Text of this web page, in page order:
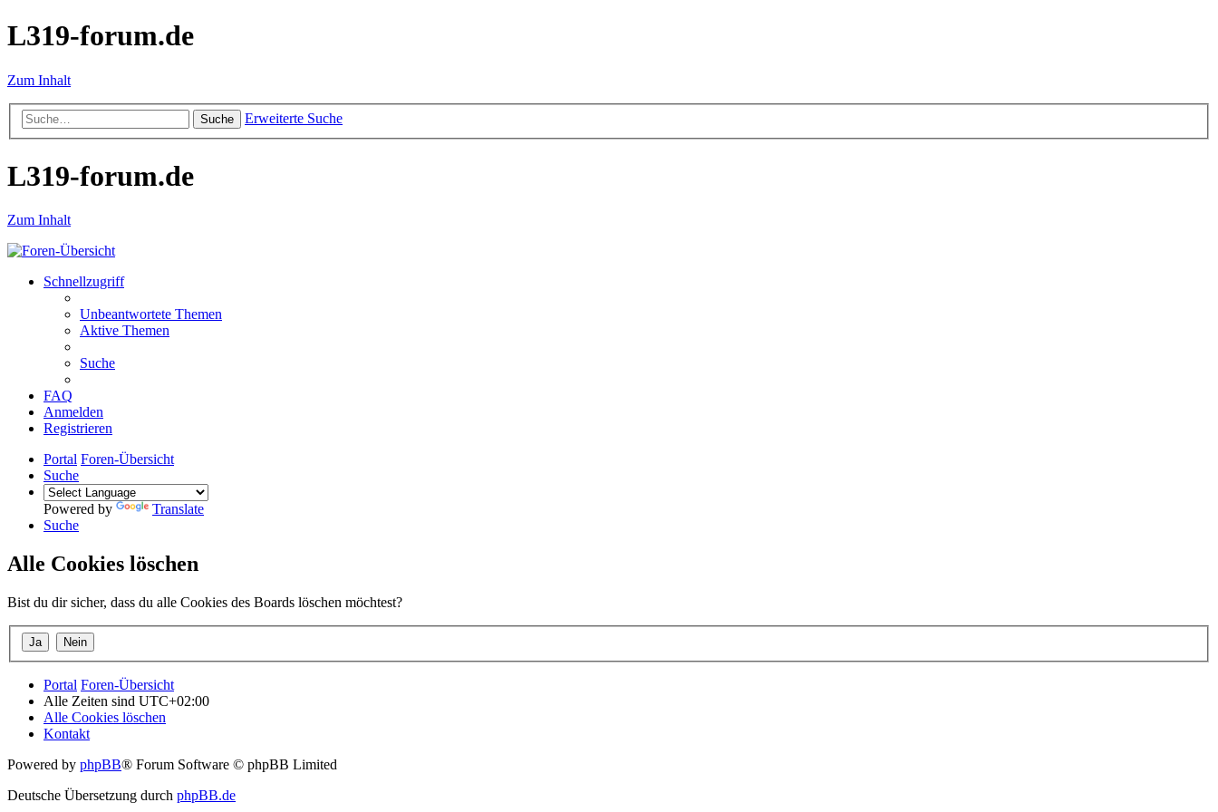
L319-forum.de
Zum Inhalt
Suche Erweiterte Suche
L319-forum.de
Zum Inhalt
Schnellzugriff
Unbeantwortete Themen
Aktive Themen
Suche
FAQ
Anmelden
Registrieren
Portal Foren-Übersicht
Suche
Powered by
Translate
Suche
Alle Cookies löschen
Bist du dir sicher, dass du alle Cookies des Boards löschen möchtest?
Portal Foren-Übersicht
Alle Zeiten sind UTC+02:00
Alle Cookies löschen
Kontakt
Powered by phpBB® Forum Software © phpBB Limited
Deutsche Übersetzung durch phpBB.de